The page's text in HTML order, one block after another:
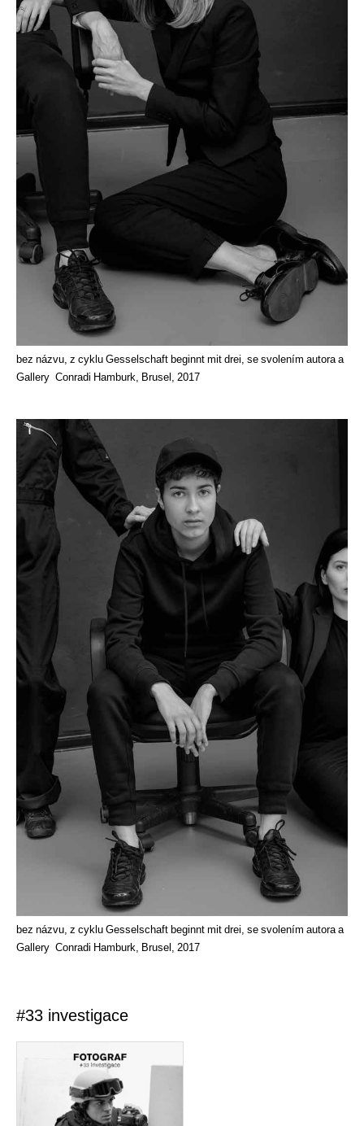
bez názvu, z cyklu Gesselschaft beginnt mit drei, se svolením autora a
Gallery Conradi Hamburk, Brusel, 2017
bez názvu, z cyklu Gesselschaft beginnt mit drei, se svolením autora a
Gallery Conradi Hamburk, Brusel, 2017
#33 investigace